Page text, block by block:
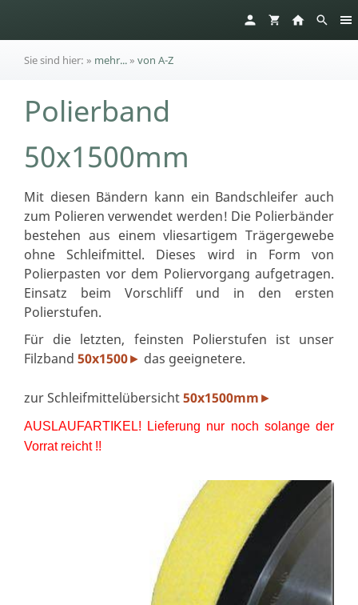
Sie sind hier: » mehr...» von A-Z
Polierband
50x1500mm
Mit diesen Bändern kann ein Bandschleifer auch
zum Polieren verwendet werden! Die Polierbänder
bestehen aus einem vliesartigem Trägergewebe
ohne Schleifmittel. Dieses wird in Form von
Polierpasten vor dem Poliervorgang aufgetragen.
Einsatz beim Vorschliff und in den ersten
Polierstufen.
Für die letzten, feinsten Polierstufen ist unser
Filzband 50x1500► das geeignetere.
zur Schleifmittelübersicht50x1500mm ►
AUSLAUFARTIKEL! Lieferung nur noch solange der
Vorrat reicht !!